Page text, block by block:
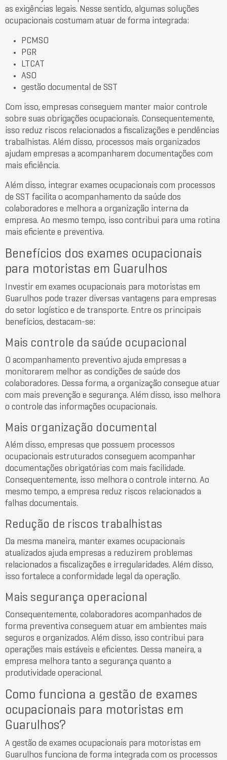
as exigências legais. Nesse sentido, algumas soluções
ocupacionais costumam atuar de forma integrada:
PCMSO
PGR
LTCAT
ASO
gestão documental de SST
Com isso, empresas conseguem manter maior controle
sobre suas obrigações ocupacionais. Consequentemente,
isso reduz riscos relacionados a fiscalizações e pendências
trabalhistas. Além disso, processos mais organizados
ajudam empresas a acompanharem documentações com
mais eficiência.
Além disso, integrar exames ocupacionais com processos
de SST facilita o acompanhamento da saúde dos
colaboradores e melhora a organização interna da
empresa. Ao mesmo tempo, isso contribui para uma rotina
mais eficiente e preventiva.
Benefícios dos exames ocupacionais
para motoristas em Guarulhos
Investir em exames ocupacionais para motoristas em
Guarulhos pode trazer diversas vantagens para empresas
do setor logístico e de transporte. Entre os principais
benefícios, destacam-se:
Mais controle da saúde ocupacional
O acompanhamento preventivo ajuda empresas a
monitorarem melhor as condições de saúde dos
colaboradores. Dessa forma, a organização consegue atuar
com mais prevenção e segurança. Além disso, isso melhora
o controle das informações ocupacionais.
Mais organização documental
Além disso, empresas que possuem processos
ocupacionais estruturados conseguem acompanhar
documentações obrigatórias com mais facilidade.
Consequentemente, isso melhora o controle interno. Ao
mesmo tempo, a empresa reduz riscos relacionados a
falhas documentais.
Redução de riscos trabalhistas
Da mesma maneira, manter exames ocupacionais
atualizados ajuda empresas a reduzirem problemas
relacionados a fiscalizações e irregularidades. Além disso,
isso fortalece a conformidade legal da operação.
Mais segurança operacional
Consequentemente, colaboradores acompanhados de
forma preventiva conseguem atuar em ambientes mais
seguros e organizados. Além disso, isso contribui para
operações mais estáveis e eficientes. Dessa maneira, a
empresa melhora tanto a segurança quanto a
produtividade operacional.
Como funciona a gestão de exames
ocupacionais para motoristas em
Guarulhos?
A gestão de exames ocupacionais para motoristas em
Guarulhos funciona de forma integrada com os processos